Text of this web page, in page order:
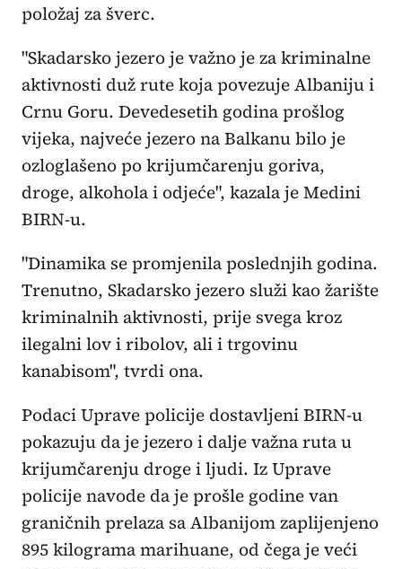
položaj za šverc.
"Skadarsko jezero je važno je za kriminalne
aktivnosti duž rute koja povezuje Albaniju i
Crnu Goru. Devedesetih godina prošlog
vijeka, najveće jezero na Balkanu bilo je
ozloglašeno po krijumčarenju goriva,
droge, alkohola i odjeće", kazala je Medini
BIRN-u.
"Dinamika se promjenila poslednjih godina.
Trenutno, Skadarsko jezero služi kao žarište
kriminalnih aktivnosti, prije svega kroz
ilegalni lov i ribolov, ali i trgovinu
kanabisom", tvrdi ona.
Podaci Uprave policije dostavljeni BIRN-u
pokazuju da je jezero i dalje važna ruta u
krijumčarenju droge i ljudi. Iz Uprave
policije navode da je prošle godine van
graničnih prelaza sa Albanijom zaplijenjeno
895 kilograma marihuane, od čega je veći